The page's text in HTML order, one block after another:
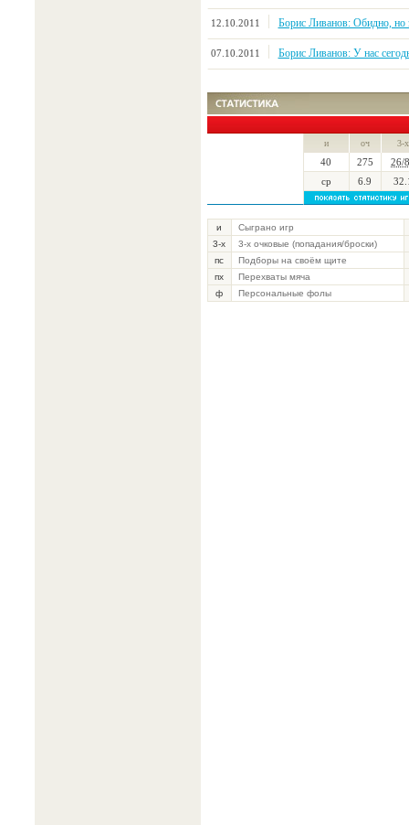
12.10.2011 Борис Ливанов: Обидно, но
07.10.2011 Борис Ливанов: У нас
и оч 3-х
40 275
26/
ср
6.9
и
Сыграно игр
3-х
3-х очковые (попадания/броски)
пс
Подборы на своём щите
пх
Перехваты мяча
ф
Персональные фолы